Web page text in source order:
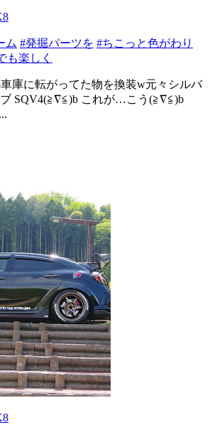
ム #発掘パーツを #ちこっと色がわり
も楽しく
庫に転がってた物を換装w元々シルバ
SQV4(≧∇≦)b これが…こう(≧∇≦)b